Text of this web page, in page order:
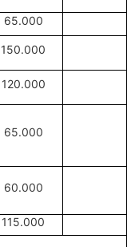
65.000
150.000
120.000
65.000
60.000
115.000